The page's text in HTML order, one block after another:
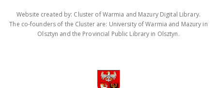
Website created by: Cluster of Warmia and Mazury Digital Library.
The co-founders of the Cluster are: University of Warmia and Mazury in
Olsztyn and the Provincial Public Library in Olsztyn.